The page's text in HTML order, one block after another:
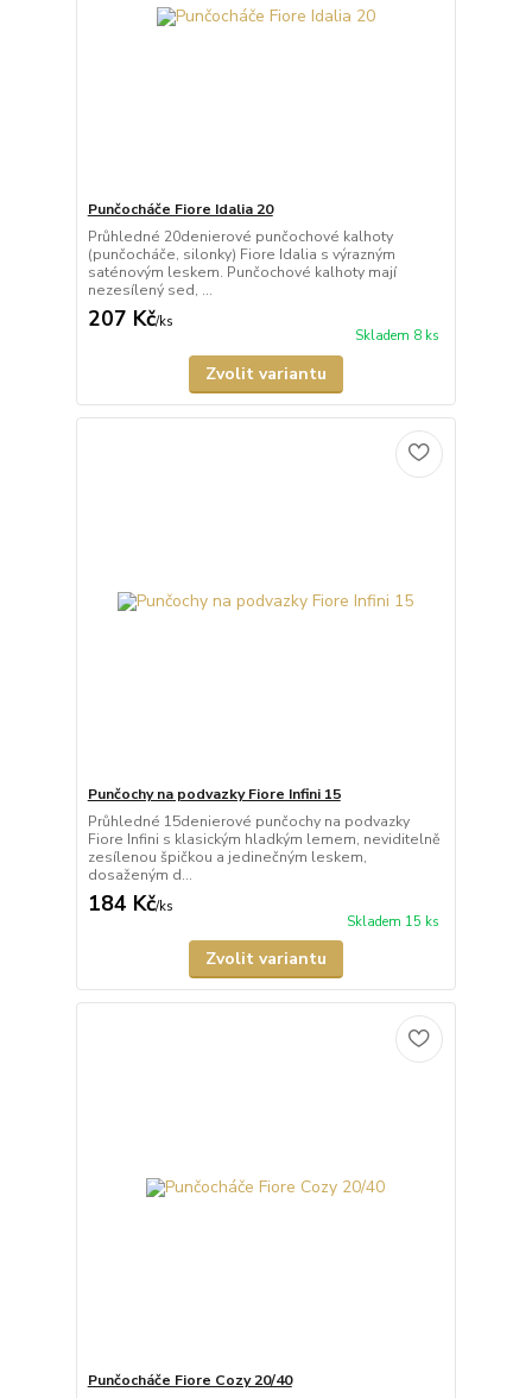
Punčocháče Fiore Idalia 20
Průhledné 20denierové punčochové kalhoty
(punčocháče, silonky) Fiore Idalia s výrazným
saténovým leskem. Punčochové kalhoty mají
nezesílený sed, ...
207 Kč/ks
Skladem 8 ks
Zvolit variantu
Punčochy na podvazky Fiore Infini 15
Průhledné 15denierové punčochy na podvazky
Fiore Infini s klasickým hladkým lemem, neviditelně
zesílenou špičkou a jedinečným leskem,
dosaženým d...
184 Kč/ks
Skladem 15 ks
Zvolit variantu
Punčocháče Fiore Cozy 20/40